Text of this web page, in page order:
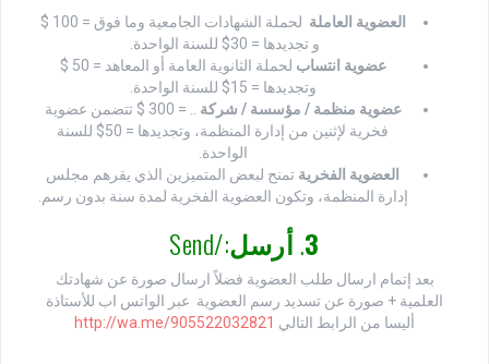
العضوية العاملة
لحملة الشهادات الجامعية وما فوق = 100 $
و تجديدها = 30$ للسنة الواحدة.
عضوية انتساب
لحملة الثانوية العامة أو المعاهد = 50 $
وتجديدها = 15$ للسنة الواحدة.
عضوية منظمة / مؤسسة / شركة
.. = 300 $ تتضمن عضوية
فخرية لإثنين من إدارة المنظمة، وتجديدها = 50$ للسنة
الواحدة.
العضوية الفخريةتمنح لبعض المتميزين الذي يقرهم مجلس
إدارة المنظمة، وتكون العضوية الفخرية لمدة سنة بدون رسم.
3
.أرسل:/Send
بعد إتمام ارسال طلب العضوية فضلاً ارسال صورة عن شهادتك
العلمية + صورة عن تسديد رسم العضوية عبر الواتس اب للأستاذة
أليسا من الرابط التالي http://wa.me/905522032821